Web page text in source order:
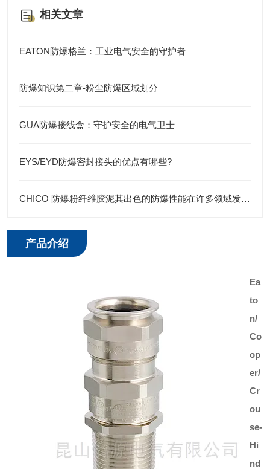
相关文章
EATON防爆格兰：工业电气安全的守护者
防爆知识第二章-粉尘防爆区域划分
GUA防爆接线盒：守护安全的电气卫士
EYS/EYD防爆密封接头的优点有哪些?
CHICO 防爆粉纤维胶泥其出色的防爆性能在许多领域发挥着重要的作用
产品介绍
Ea
to
n/
Co
op
er/
Cr
ou
se-
Hi
nd